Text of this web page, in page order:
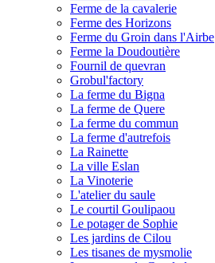
Ferme de la cavalerie
Ferme des Horizons
Ferme du Groin dans l'Airbe
Ferme la Doudoutière
Fournil de quevran
Grobul'factory
La ferme du Bigna
La ferme de Quere
La ferme du commun
La ferme d'autrefois
La Rainette
La ville Eslan
La Vinoterie
L'atelier du saule
Le courtil Goulipaou
Le potager de Sophie
Les jardins de Cilou
Les tisanes de mysmolie